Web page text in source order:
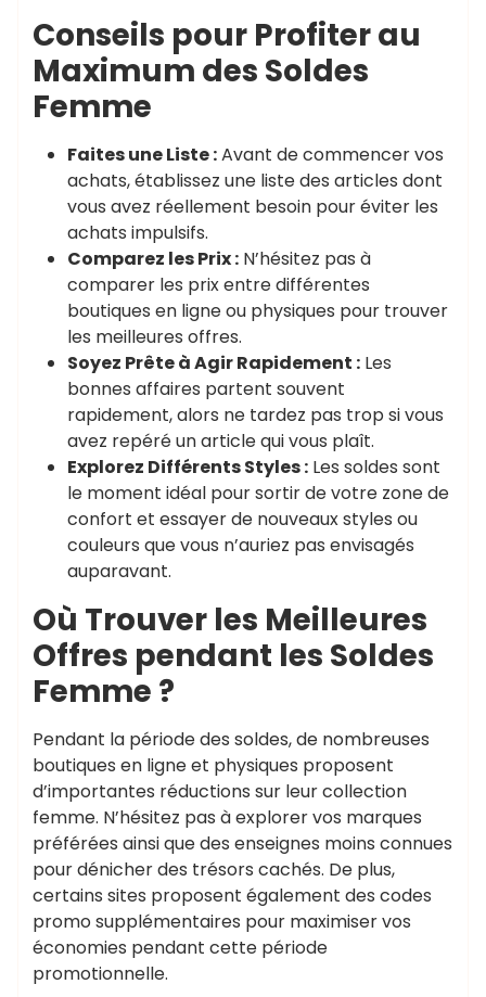
Conseils pour Profiter au
Maximum des Soldes
Femme
Faites une Liste :Avant de commencer vos
achats, établissez une liste des articles dont
vous avez réellement besoin pour éviter les
achats impulsifs.
Comparez les Prix : N’hésitez pas à
comparer les prix entre différentes
boutiques en ligne ou physiques pour trouver
les meilleures offres.
Soyez Prête à Agir Rapidement : Les
bonnes affaires partent souvent
rapidement, alors ne tardez pas trop si vous
avez repéré un article qui vous plaît.
Explorez Différents Styles : Les soldes sont
le moment idéal pour sortir de votre zone de
confort et essayer de nouveaux styles ou
couleurs que vous n’auriez pas envisagés
auparavant.
Où Trouver les Meilleures
Offres pendant les Soldes
Femme ?
Pendant la période des soldes, de nombreuses
boutiques en ligne et physiques proposent
d’importantes réductions sur leur collection
femme. N’hésitez pas à explorer vos marques
préférées ainsi que des enseignes moins connues
pour dénicher des trésors cachés. De plus,
certains sites proposent également des codes
promo supplémentaires pour maximiser vos
économies pendant cette période
promotionnelle.